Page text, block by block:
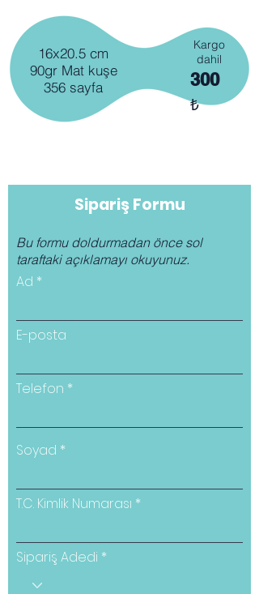
16x20.5 cm
90gr Mat kuşe
356 sayfa
Kargo
dahil
300
₺
Sipariş Formu
Bu formu doldurmadan önce sol
taraftaki açıklamayı okuyunuz.
Ad
E-posta
Telefon
Soyad
T.C. Kimlik Numarası
Sipariş Adedi